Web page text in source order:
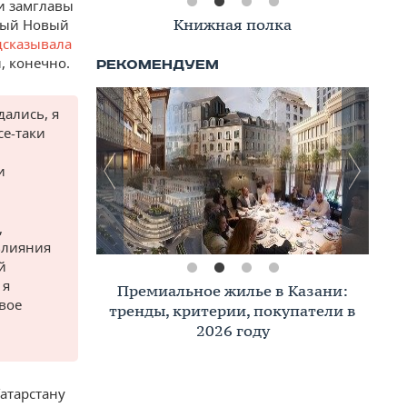
замглавы
Новый
конечно.
я
таки
Книжная полка
Премиальное жилье в Казани:
тренды, критерии, покупатели в
2026 году